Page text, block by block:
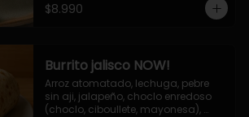
$8.990
Burrito jalisco NOW!
Arroz atomatado, lechuga, pebre
sin aji, jalapeño, choclo enredoso
(choclo, ciboullete, mayonesa),